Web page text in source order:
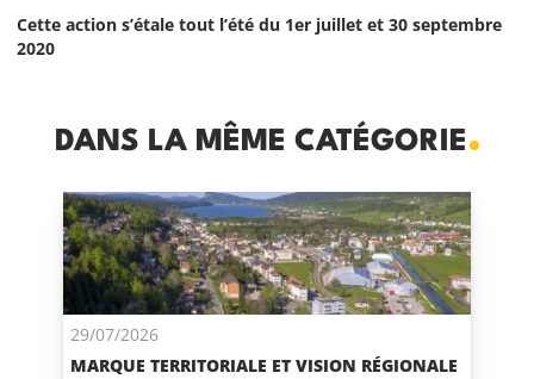
Cette action s’étale tout l’été du 1er juillet et 30 septembre
2020
DANS LA MÊME CATÉGORIE
29/07/2026
MARQUE TERRITORIALE ET VISION RÉGIONALE